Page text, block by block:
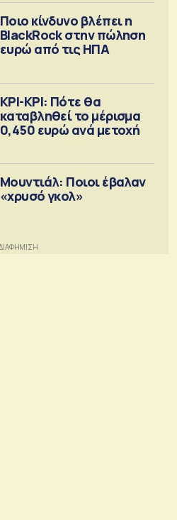
Ποιο κίνδυνο βλέπει η
BlackRock στην πώληση
ευρώ από τις ΗΠΑ
ΚΡΙ-ΚΡΙ: Πότε θα
καταβληθεί το μέρισμα
0,450 ευρώ ανά μετοχή
Μουντιάλ: Ποιοι έβαλαν
«χρυσό γκολ»